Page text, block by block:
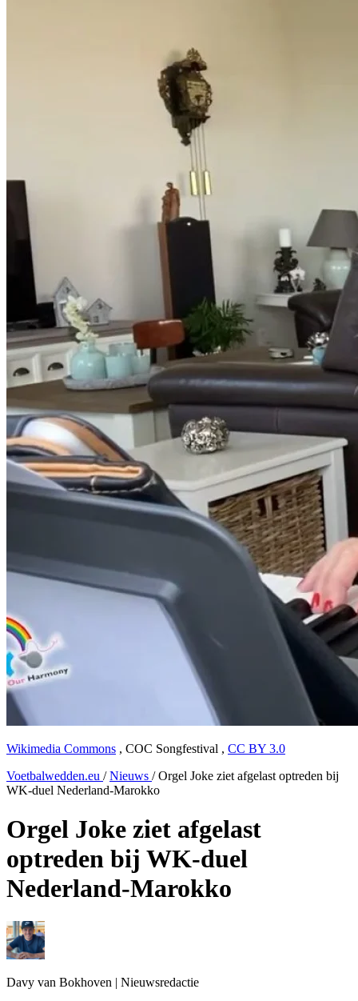
Wikimedia Commons , COC Songfestival , CC BY 3.0
Voetbalwedden.eu / Nieuws / Orgel Joke ziet afgelast optreden bij
WK-duel Nederland-Marokko
Orgel Joke ziet afgelast
optreden bij WK-duel
Nederland-Marokko
Davy van Bokhoven | Nieuwsredactie